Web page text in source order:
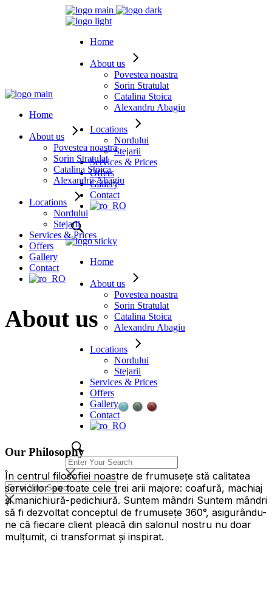
Home
About us
Povestea noastra
Sorin Stratulat
Catalina Stoica
Alexandru Abagiu
Locations
Nordului
Stejarii
Services & Prices
Offers
Gallery
Contact
Home
About us
Povestea noastra
Sorin Stratulat
Catalina Stoica
Alexandru Abagiu
Locations
Nordului
Stejarii
Services & Prices
Offers
Gallery
Contact
Home
About us
Povestea noastra
Sorin Stratulat
Catalina Stoica
Alexandru Abagiu
Locations
Nordului
Stejarii
Services & Prices
Offers
Gallery
Contact
About us
Our Philosophy
În centrul filosofiei noastre de frumusețe stă calitatea
serviciilor pe toate cele trei arii majore: coafură, machiaj
și manichiură-pedichiură. Suntem mândri Suntem mândri
să fi dezvoltat conceptul de frumusețe 360°, asigurându-
ne că fiecare client pleacă din salonul nostru nu doar
mulțumit, ci transformat și inspirat.